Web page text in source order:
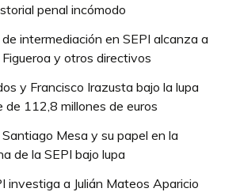
penal incómodo
intermediación en SEPI alcanza a
y otros directivos
y Francisco Irazusta bajo la lupa
de 112,8 millones de euros
Mesa y su papel en la
de la SEPI bajo lupa
investiga a Julián Mateos Aparicio